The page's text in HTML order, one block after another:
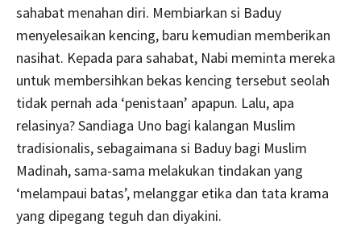
sahabat menahan diri. Membiarkan si Baduy
menyelesaikan kencing, baru kemudian memberikan
nasihat. Kepada para sahabat, Nabi meminta mereka
untuk membersihkan bekas kencing tersebut seolah
tidak pernah ada ‘penistaan’ apapun. Lalu, apa
relasinya? Sandiaga Uno bagi kalangan Muslim
tradisionalis, sebagaimana si Baduy bagi Muslim
Madinah, sama-sama melakukan tindakan yang
‘melampaui batas’, melanggar etika dan tata krama
yang dipegang teguh dan diyakini.